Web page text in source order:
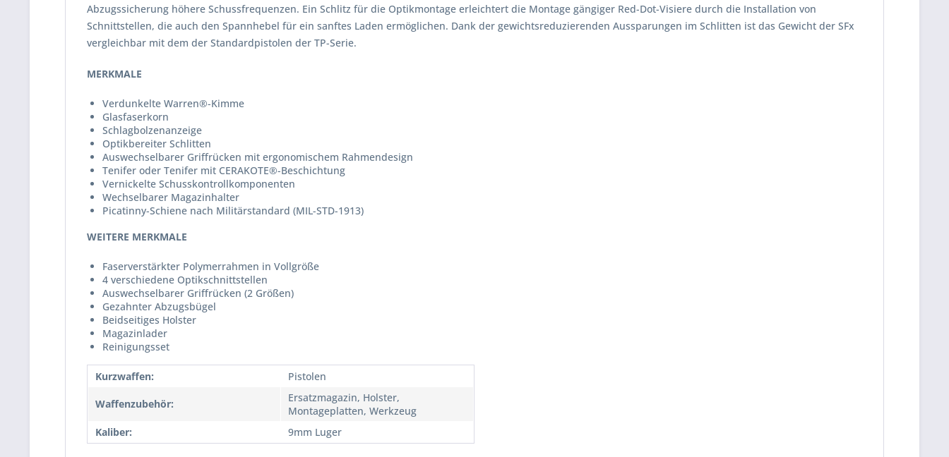
Abzugssicherung höhere Schussfrequenzen. Ein Schlitz für die Optikmontage erleichtert die Montage gängiger Red-Dot-Visiere durch die Installation von
Schnittstellen, die auch den Spannhebel für ein sanftes Laden ermöglichen. Dank der gewichtsreduzierenden Aussparungen im Schlitten ist das Gewicht der SFx
vergleichbar mit dem der Standardpistolen der TP-Serie.
MERKMALE
Verdunkelte Warren®-Kimme
Glasfaserkorn
Schlagbolzenanzeige
Optikbereiter Schlitten
Auswechselbarer Griffrücken mit ergonomischem Rahmendesign
Tenifer oder Tenifer mit CERAKOTE®-Beschichtung
Vernickelte Schusskontrollkomponenten
Wechselbarer Magazinhalter
Picatinny-Schiene nach Militärstandard (MIL-STD-1913)
WEITERE MERKMALE
Faserverstärkter Polymerrahmen in Vollgröße
4 verschiedene Optikschnittstellen
Auswechselbarer Griffrücken (2 Größen)
Gezahnter Abzugsbügel
Beidseitiges Holster
Magazinlader
Reinigungsset
Kurzwaffen: Pistolen
Waffenzubehör:
Ersatzmagazin, Holster,
Montageplatten, Werkzeug
Kaliber:
9mm Luger